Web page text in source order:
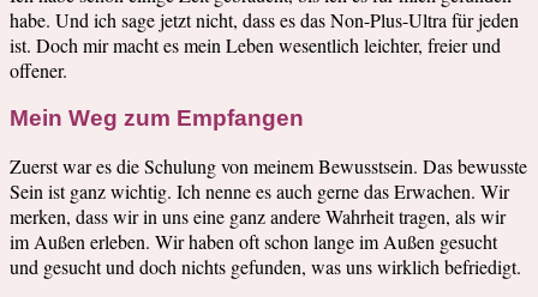
habe. Und ich sage jetzt nicht, dass es das Non-Plus-Ultra für jeden
ist. Doch mir macht es mein Leben wesentlich leichter, freier und
offener.
Mein Weg zum Empfangen
Zuerst war es die Schulung von meinem Bewusstsein. Das bewusste
Sein ist ganz wichtig. Ich nenne es auch gerne das Erwachen. Wir
merken, dass wir in uns eine ganz andere Wahrheit tragen, als wir
im Außen erleben. Wir haben oft schon lange im Außen gesucht
und gesucht und doch nichts gefunden, was uns wirklich befriedigt.